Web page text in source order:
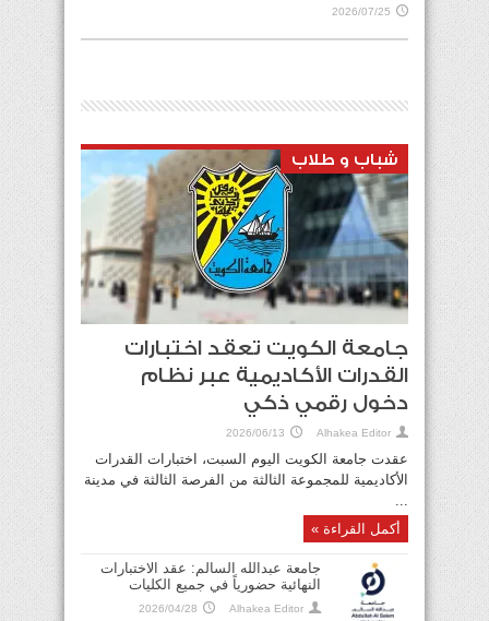
2026/07/25
«التعاون الإسلامي» تدين الاعتداء الغاشم
لميليشيا الحوثي الإرهابية على أمن الملاحة
الدولية
2026/07/25
قطر تستأنف الملاحة البحرية بالكامل اعتباراً من
غدٍ الأحد
2026/07/25
شباب و طلاب
جامعة الكويت تعقد اختبارات
القدرات الأكاديمية عبر نظام
دخول رقمي ذكي
Alhakea Editor
2026/06/13
عقدت جامعة الكويت اليوم السبت، اختبارات القدرات
الأكاديمية للمجموعة الثالثة من الفرصة الثالثة في مدينة
...
أكمل القراءة »
جامعة عبدالله السالم: عقد الاختبارات
النهائية حضورياً في جميع الكليات
Alhakea Editor
2026/04/28